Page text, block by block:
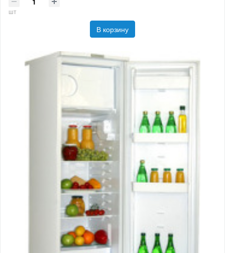
шт
В корзину